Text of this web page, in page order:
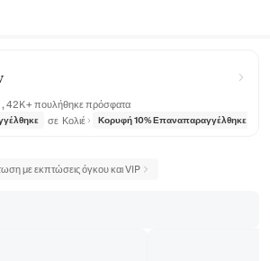
42K+ πουλήθηκε πρόσφατα
σε Κολιέ Κορυφή 10% Επαναπαραγγέλθηκε
με εκπτώσεις όγκου και VIP